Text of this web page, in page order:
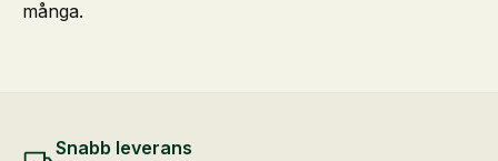
många.
Snabb leverans